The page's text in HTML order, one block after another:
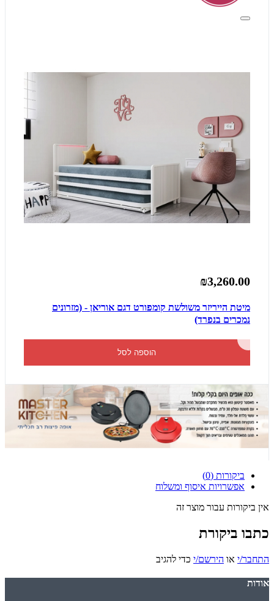
₪3,260.00
מיטת הייריזר משולשת קומפורט דגם אוריאן - (מזרונים
נמכרים בנפרד)
הוספה לסל
ביקורות (0)
אפשרויות איסוף ומשלוח
אין ביקורות עבור מוצר זה
כתבו ביקורת
התחבר/י או הירשם/י כדי להגיב
אודות